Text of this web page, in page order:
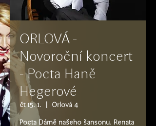
ORLOVÁ -
Novoroční koncert
- Pocta Haně
Hegerové
čt 15. 1. Orlová 4
Pocta Dámě našeho šansonu. Renata